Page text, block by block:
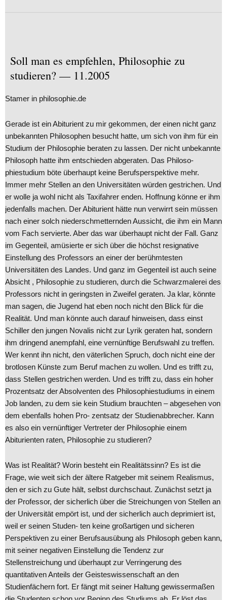
Soll man es empfehlen, Philosophie zu
studieren? — 11.2005
Stamer in philosophie.de
Gerade ist ein Abiturient zu mir gekommen, der einen nicht ganz
unbekannten Philosophen besucht hatte, um sich von ihm für ein
Studium der Philosophie beraten zu lassen. Der nicht unbekannte
Philosoph hatte ihm entschieden abgeraten. Das Philoso-
phiestudium böte überhaupt keine Berufsperspektive mehr.
Immer mehr Stellen an den Universitäten würden gestrichen. Und
er wolle ja wohl nicht als Taxifahrer enden. Hoffnung könne er ihm
jedenfalls machen. Der Abiturient hätte nun verwirrt sein müssen
nach einer solch niederschmetternden Aussicht, die ihm ein Mann
vom Fach servierte. Aber das war überhaupt nicht der Fall. Ganz
im Gegenteil, amüsierte er sich über die höchst resignative
Einstellung des Professors an einer der berühmtesten
Universitäten des Landes. Und ganz im Gegenteil ist auch seine
Absicht , Philosophie zu studieren, durch die Schwarzmalerei des
Professors nicht in geringsten in Zweifel geraten. Ja klar, könnte
man sagen, die Jugend hat eben noch nicht den Blick für die
Realität. Und man könnte auch darauf hinweisen, dass einst
Schiller den jungen Novalis nicht zur Lyrik geraten hat, sondern
ihm dringend anempfahl, eine vernünftige Berufswahl zu treffen.
Wer kennt ihn nicht, den väterlichen Spruch, doch nicht eine der
brotlosen Künste zum Beruf machen zu wollen. Und es trifft zu,
dass Stellen gestrichen werden. Und es trifft zu, dass ein hoher
Prozentsatz der Absolventen des Philosophiestudiums in einem
Job landen, zu dem sie kein Studium brauchten – abgesehen von
dem ebenfalls hohen Pro- zentsatz der Studienabbrecher. Kann
es also ein vernünftiger Vertreter der Philosophie einem
Abiturienten raten, Philosophie zu studieren?
Was ist Realität? Worin besteht ein Realitätssinn? Es ist die
Frage, wie weit sich der ältere Ratgeber mit seinem Realismus,
den er sich zu Gute hält, selbst durchschaut. Zunächst setzt ja
der Professor, der sicherlich über die Streichungen von Stellen an
der Universität empört ist, und der sicherlich auch deprimiert ist,
weil er seinen Studen- ten keine großartigen und sicheren
Perspektiven zu einer Berufsausübung als Philosoph geben kann,
mit seiner negativen Einstellung die Tendenz zur
Stellenstreichung und überhaupt zur Verringerung des
quantitativen Anteils der Geisteswissenschaft an den
Studienfächern fort. Er fängt mit seiner Haltung gewissermaßen